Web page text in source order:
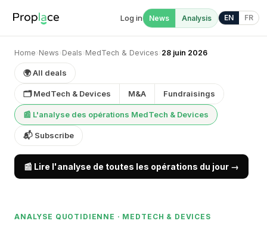
Log in News Analysis EN FR
Home› News› Deals› MedTech & Devices› 28 juin 2026
🌍 All deals
🗂 MedTech & Devices M&A Fundraisings
📰 L'analyse des opérations MedTech & Devices
📬 Subscribe
📰 Lire l'analyse de toutes les opérations du jour →
ANALYSE QUOTIDIENNE · MEDTECH & DEVICES